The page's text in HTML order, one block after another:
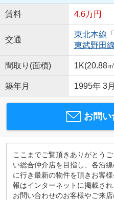
賃料 4.6万円
交通
東北本線 「
東武野田線
間取り(面積) 1K(20.88
築年月 1995年 3
お問い
ここまでご覧頂きありがとう
い総合仲介店を目指し、各沿
に行き最新の物件を頂きお客
報はインターネットに掲載さ
お問い合わせのお客様やご来